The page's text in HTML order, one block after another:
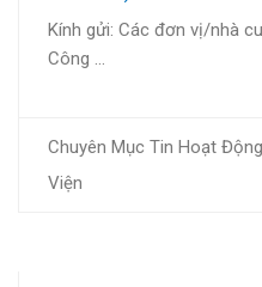
Kính gửi: Các đơn vị/nhà
Công …
Chuyên Mục Tin Hoạt Động
Viện